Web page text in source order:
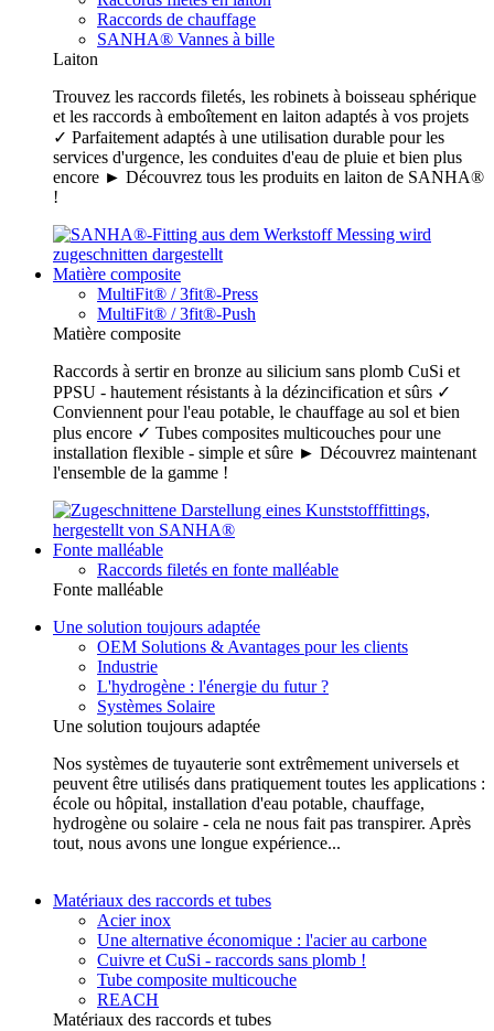
Raccords de chauffage
SANHA® Vannes à bille
Laiton
Trouvez les raccords filetés, les robinets à boisseau sphérique
et les raccords à emboîtement en laiton adaptés à vos projets
✓ Parfaitement adaptés à une utilisation durable pour les
services d'urgence, les conduites d'eau de pluie et bien plus
encore ► Découvrez tous les produits en laiton de SANHA®
!
Matière composite
MultiFit® / 3fit®-Press
MultiFit® / 3fit®-Push
Matière composite
Raccords à sertir en bronze au silicium sans plomb CuSi et
PPSU - hautement résistants à la dézincification et sûrs ✓
Conviennent pour l'eau potable, le chauffage au sol et bien
plus encore ✓ Tubes composites multicouches pour une
installation flexible - simple et sûre ► Découvrez maintenant
l'ensemble de la gamme !
Fonte malléable
Raccords filetés en fonte malléable
Fonte malléable
Une solution toujours adaptée
OEM Solutions & Avantages pour les clients
Industrie
L'hydrogène : l'énergie du futur ?
Systèmes Solaire
Une solution toujours adaptée
Nos systèmes de tuyauterie sont extrêmement universels et
peuvent être utilisés dans pratiquement toutes les applications :
école ou hôpital, installation d'eau potable, chauffage,
hydrogène ou solaire - cela ne nous fait pas transpirer. Après
tout, nous avons une longue expérience...
Matériaux des raccords et tubes
Acier inox
Une alternative économique : l'acier au carbone
Cuivre et CuSi - raccords sans plomb !
Tube composite multicouche
REACH
Matériaux des raccords et tubes